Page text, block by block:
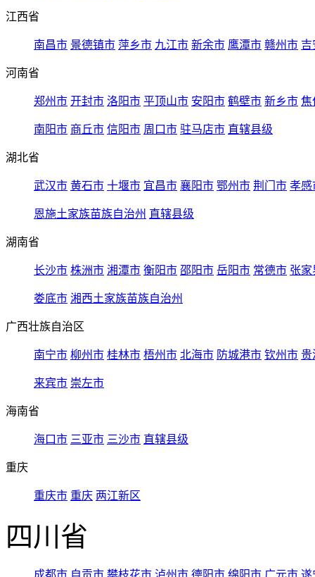
江西省
南昌市 景德镇市 萍乡市 九江市 新余市 鹰潭市 赣州市 吉
河南省
郑州市 开封市 洛阳市 平顶山市 安阳市 鹤壁市 新乡市 焦
南阳市 商丘市 信阳市 周口市 驻马店市 直辖县级
湖北省
武汉市 黄石市 十堰市 宜昌市 襄阳市 鄂州市 荆门市 孝感
恩施土家族苗族自治州 直辖县级
湖南省
长沙市 株洲市 湘潭市 衡阳市 邵阳市 岳阳市 常德市 张家
娄底市 湘西土家族苗族自治州
广西壮族自治区
南宁市 柳州市 桂林市 梧州市 北海市 防城港市 钦州市 贵
来宾市 崇左市
海南省
海口市 三亚市 三沙市 直辖县级
重庆
重庆市 重庆 两江新区
四川省
成都市 自贡市 攀枝花市 泸州市 德阳市 绵阳市 广元市 遂